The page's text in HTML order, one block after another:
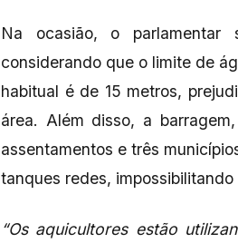
Na ocasião, o parlamentar
considerando que o limite de
habitual é de 15 metros,
área. Além disso, a
assentamentos e três
tanques redes,
“Os aquicultores estão